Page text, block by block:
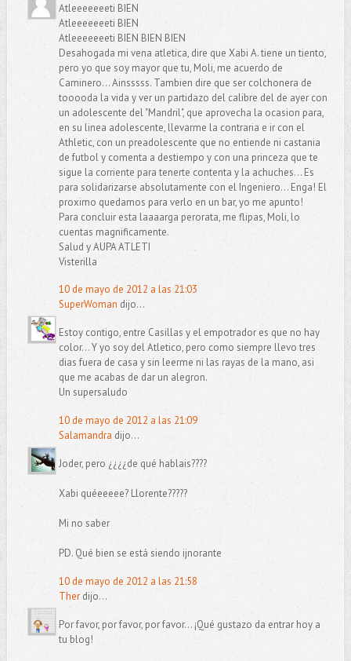
Atleeeeeeeti BIEN
Atleeeeeeeti BIEN
Atleeeeeeeti BIEN BIEN BIEN
Desahogada mi vena atletica, dire que Xabi A. tiene un tiento,
pero yo que soy mayor que tu, Moli, me acuerdo de
Caminero... Ainsssss. Tambien dire que ser colchonera de
tooooda la vida y ver un partidazo del calibre del de ayer con
un adolescente del "Mandril", que aprovecha la ocasion para,
en su linea adolescente, llevarme la contraria e ir con el
Athletic, con un preadolescente que no entiende ni castania
de futbol y comenta a destiempo y con una princeza que te
sigue la corriente para tenerte contenta y la achuches... Es
para solidarizarse absolutamente con el Ingeniero... Enga! El
proximo quedamos para verlo en un bar, yo me apunto!
Para concluir esta laaaarga perorata, me flipas, Moli, lo
cuentas magnificamente.
Salud y AUPA ATLETI
Visterilla
10 de mayo de 2012 a las 21:03
SuperWoman dijo...
Estoy contigo, entre Casillas y el empotrador es que no hay
color... Y yo soy del Atletico, pero como siempre llevo tres
dias fuera de casa y sin leerme ni las rayas de la mano, asi
que me acabas de dar un alegron.
Un supersaludo
10 de mayo de 2012 a las 21:09
Salamandra dijo...
Joder, pero ¿¿¿¿de qué hablais????
Xabi quéeeeee? Llorente?????
Mi no saber
PD. Qué bien se está siendo ijnorante
10 de mayo de 2012 a las 21:58
Therdijo...
Por favor, por favor, por favor... ¡Qué gustazo da entrar hoy a
tu blog!